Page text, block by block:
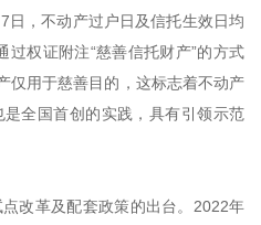
日，不动产过户日及信托生效日均
权证附注“慈善信托财产”的方式
仅用于慈善目的，这标志着不动产
全国首创的实践，具有引领示范
改革及配套政策的出台。2022年